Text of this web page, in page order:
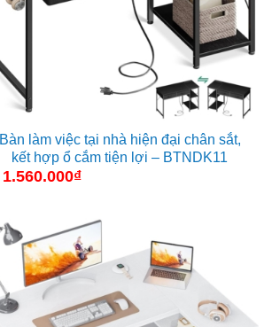
Bàn làm việc tại nhà hiện đại chân sắt,
kết hợp ổ cắm tiện lợi – BTNDK11
1.560.000₫